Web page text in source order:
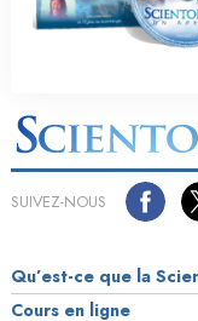
SUIVEZ-NOUS
Qu’est-ce que la
Cours en ligne